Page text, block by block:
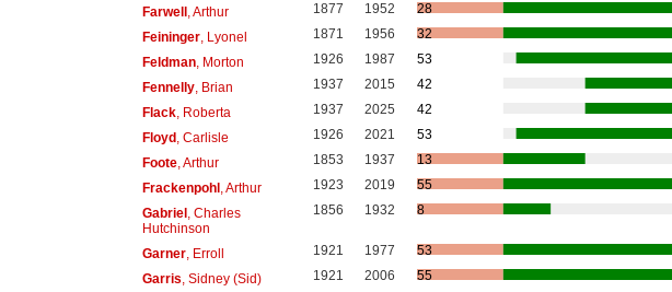
Farwell, Arthur 1877 1952
28
Feininger, Lyonel 1871 1956
32
Feldman, Morton 1926 1987
53
Fennelly, Brian 1937 2015
42
Flack, Roberta 1937 2025
42
Floyd, Carlisle 1926 2021
53
Foote, Arthur 1853 1937
13
Frackenpohl, Arthur 1923 2019
55
Gabriel, Charles
Hutchinson
1856 1932 8
Garner, Erroll 1921 1977
53
Garris , Sidney (Sid) 1921 2006
55